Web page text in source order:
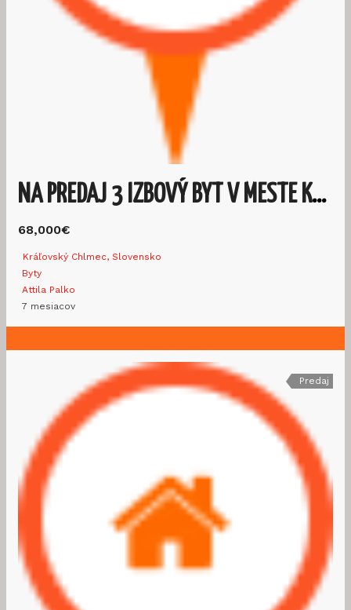
NA PREDAJ 3 IZBOVÝ BYT V MESTE KRÁĽOVSKÝ CHLMEC
68,000€
Kráľovský Chlmec, Slovensko
Byty
Attila Palko
7 mesiacov
Predaj